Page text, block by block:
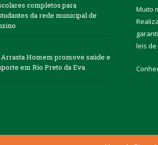
completos para
da rede municipal de
Arrasta Homem promove saúde e
em Rio Preto da Eva
Muito
leis